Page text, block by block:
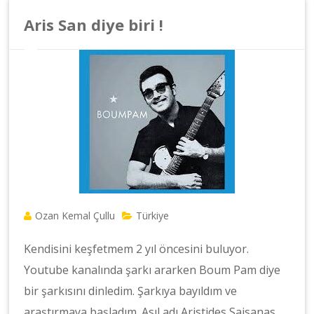
Aris San diye biri !
Ozan Kemal Çullu Türkiye
Kendisini keşfetmem 2 yıl öncesini buluyor.
Youtube kanalında şarkı ararken Boum Pam diye
bir şarkısını dinledim. Şarkıya bayıldım ve